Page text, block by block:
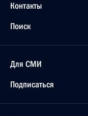
Контакты
Поиск
Для СМИ
Подписаться